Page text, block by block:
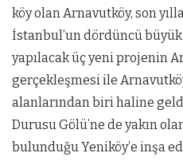
köy olan Arnavutköy, son
İstanbul’un dördüncü
yapılacak üç yeni projenin
gerçekleşmesi ile
alanlarından biri haline
Durusu Gölü’ne de yakın
bulunduğu Yeniköy’e inşa